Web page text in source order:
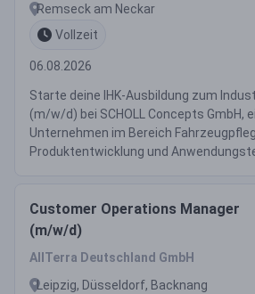
Remseck am Neckar
Vollzeit
06.08.2026
Starte deine IHK-Ausbildung zum
(m/w/d) bei SCHOLL Concepts GmbH,
Unternehmen im Bereich
Produktentwicklung und
Customer Operations Manager
(m/w/d)
AllTerra Deutschland GmbH
Leipzig, Düsseldorf, Backnang